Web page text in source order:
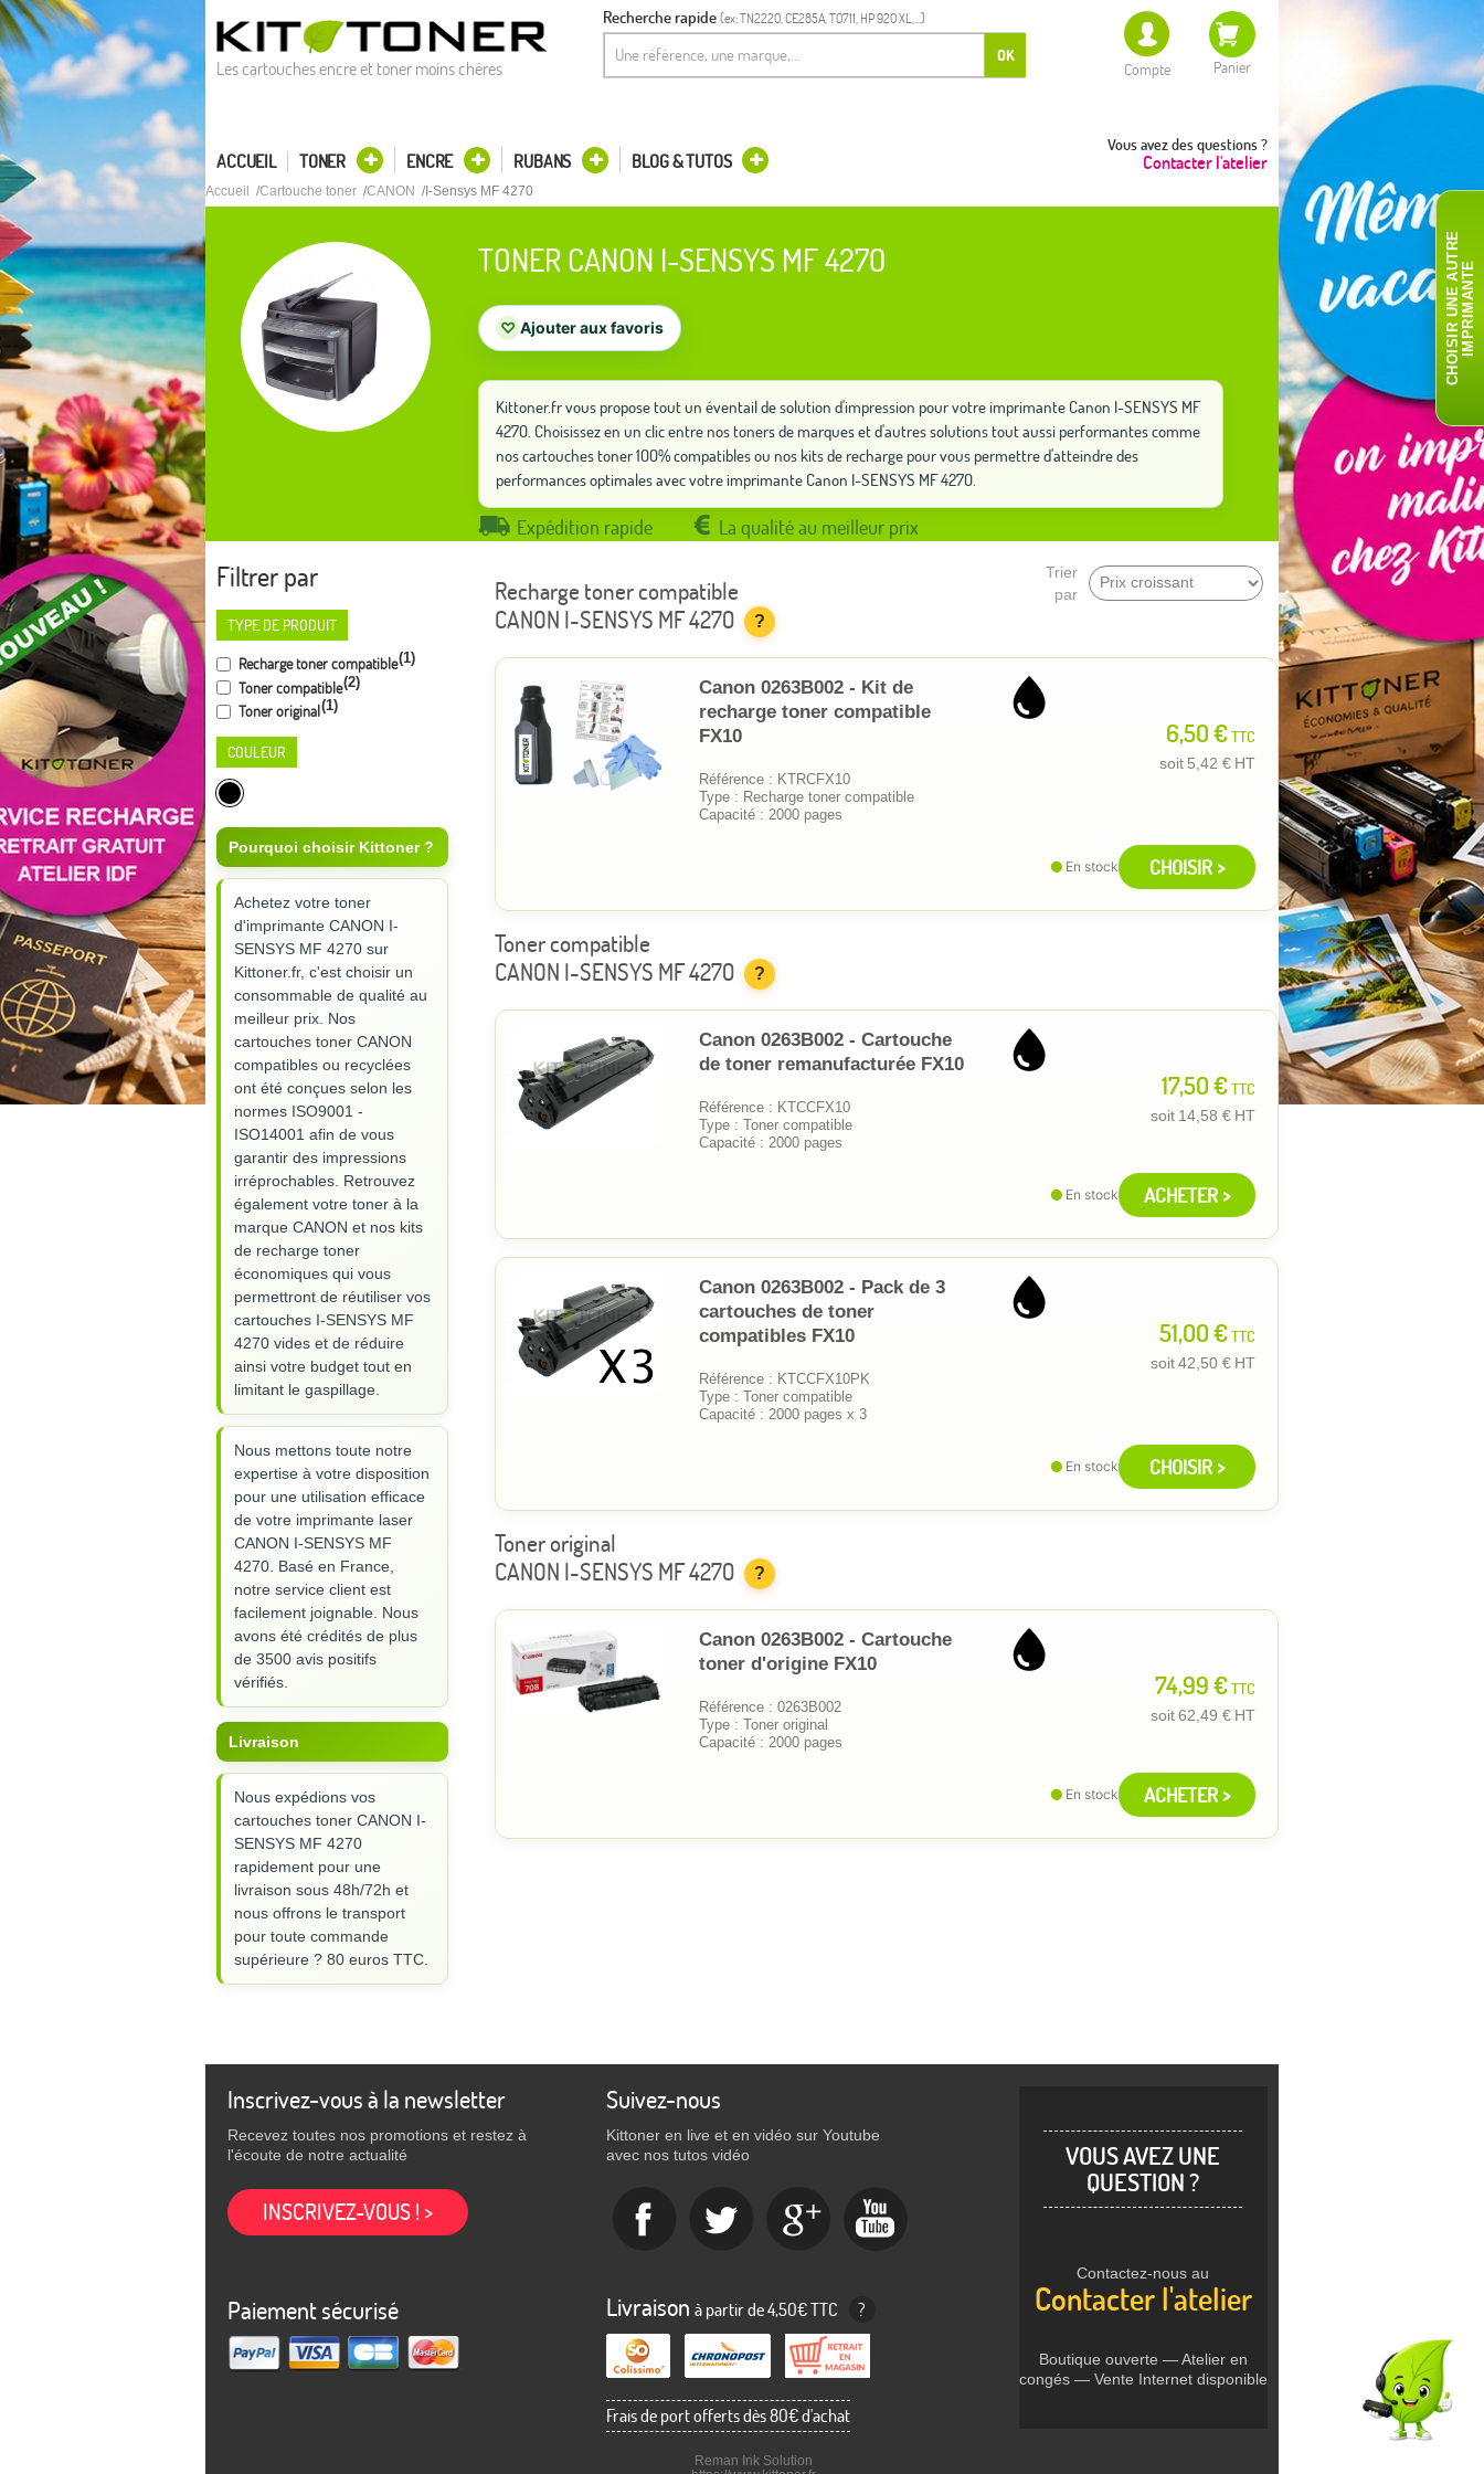
Les cartouches encre et toner moins chères
Recherche rapide (ex: TN2220, CE285A, T0711, HP 920 XL,...)
OK
Compte Panier
Vous avez des questions ?
Contacter l'atelier
ACCUEIL TONER ENCRE RUBANS BLOG & TUTOS
Accueil Cartouche toner CANON I-Sensys MF 4270
TONER CANON I-SENSYS MF 4270
♡ Ajouter aux favoris
Kittoner.fr vous propose tout un éventail de solution d'impression pour votre imprimante Canon I-SENSYS MF
4270. Choisissez en un clic entre nos toners de marques et d'autres solutions tout aussi performantes comme
nos cartouches toner 100% compatibles ou nos kits de recharge pour vous permettre d'atteindre des
performances optimales avec votre imprimante Canon I-SENSYS MF 4270.
Expédition rapide La qualité au meilleur prix
Filtrer par
TYPE DE PRODUIT
Recharge toner compatible(1)
Toner compatible(2)
Toner original(1)
COULEUR
Pourquoi choisir Kittoner ?
Achetez votre toner
d'imprimante CANON I-
SENSYS MF 4270 sur
Kittoner.fr, c'est choisir un
consommable de qualité au
meilleur prix. Nos
cartouches toner CANON
compatibles ou recyclées
ont été conçues selon les
normes ISO9001 -
ISO14001 afin de vous
garantir des impressions
irréprochables. Retrouvez
également votre toner à la
marque CANON et nos kits
de recharge toner
économiques qui vous
permettront de réutiliser vos
cartouches I-SENSYS MF
4270 vides et de réduire
ainsi votre budget tout en
limitant le gaspillage.
Nous mettons toute notre
expertise à votre disposition
pour une utilisation efficace
de votre imprimante laser
CANON I-SENSYS MF
4270. Basé en France,
notre service client est
facilement joignable. Nous
avons été crédités de plus
de 3500 avis positifs
vérifiés.
Livraison
Nous expédions vos
cartouches toner CANON I-
SENSYS MF 4270
rapidement pour une
livraison sous 48h/72h et
nous offrons le transport
pour toute commande
supérieure ? 80 euros TTC.
Trier
par
Recharge toner compatible
CANON I-SENSYS MF 4270
?
Canon 0263B002 - Kit de
recharge toner compatible
FX10
Référence : KTRCFX10
Type : Recharge toner compatible
Capacité : 2000 pages
6,50 €TTC
soit 5,42 € HT
En stock CHOISIR >
Toner compatible
CANON I-SENSYS MF 4270
?
Canon 0263B002 - Cartouche
de toner remanufacturée FX10
Référence : KTCCFX10
Type : Toner compatible
Capacité : 2000 pages
17,50 €TTC
soit 14,58 € HT
En stock ACHETER >
Canon 0263B002 - Pack de 3
cartouches de toner
compatibles FX10
Référence : KTCCFX10PK
Type : Toner compatible
Capacité : 2000 pages x 3
51,00 €TTC
soit42,50 € HT
En stock CHOISIR >
Toner original
CANON I-SENSYS MF 4270
?
Canon 0263B002 - Cartouche
toner d'origine FX10
Référence : 0263B002
Type : Toner original
Capacité : 2000 pages
74,99 €TTC
soit62,49 € HT
En stock ACHETER >
Inscrivez-vous à la newsletter
Recevez toutes nos promotions et restez à
l'écoute de notre actualité
INSCRIVEZ-VOUS ! >
Paiement sécurisé
Suivez-nous
Kittoner en live et en vidéo sur Youtube
avec nos tutos vidéo
Livraison à partir de 4,50€ TTC ?
Frais de port offerts dès 80€ d'achat
VOUS AVEZ UNE
QUESTION ?
Contactez-nous au
Contacter l'atelier
Boutique ouverte — Atelier en
congés — Vente Internet disponible
Reman Ink Solution
C
H
O
I
S
I
R
U
N
E
AU
T
R
E
I
M
P
R
I
M
A
N
TE